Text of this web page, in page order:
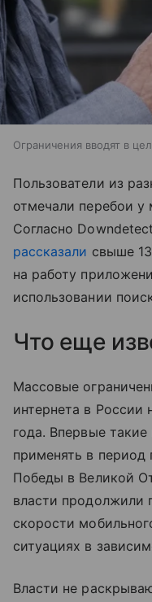
Ограничения вводят в
Пользователи из
отмечали перебои у
Согласно
рассказали свыше
на работу
использовании
Что еще
Массовые
интернета в России
года. Впервые
применять в период
Победы в Великой
власти продолжили
скорости
ситуациях в
Власти не